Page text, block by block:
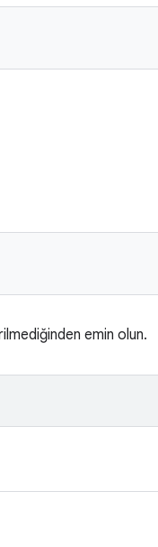
emin olun.